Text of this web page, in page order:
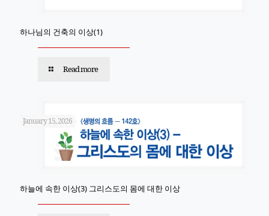
하나님의 건축의 이상(1)
Read more
January 15, 2026
하늘에 속한 이상(3) 그리스도의 몸에 대한 이상